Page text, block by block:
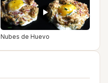
Nubes de Huevo